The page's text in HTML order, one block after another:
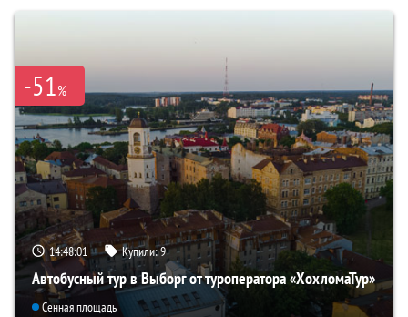
-51%
14:48:00 Купили:9
Автобусный тур в Выборг от туроператора «ХохломаТур»
Сенная площадь